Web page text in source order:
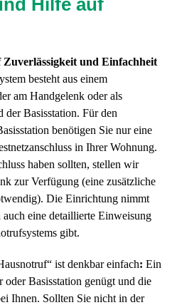
Hilfe auf
und Einfachheit
besteht aus einem
am Handgelenk oder als
der Basisstation. Für den
benötigen Sie nur eine
in Ihrer Wohnung.
haben sollten, stellen wir
zur Verfügung (eine zusätzliche
Die Einrichtung nimmt
eine detaillierte Einweisung
gibt.
ist denkbar einfach: Ein
Basisstation genügt und die
Ihnen. Sollten Sie nicht in der